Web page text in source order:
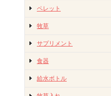
ペレット
牧草
サプリメント
食器
給水ボトル